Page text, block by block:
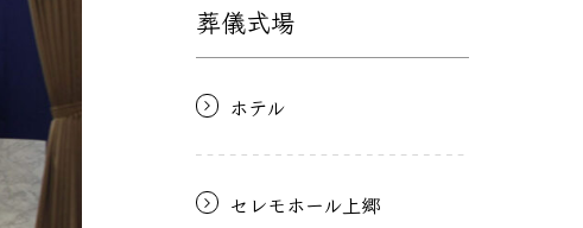
葬儀式場
ホテル
セレモホール上郷